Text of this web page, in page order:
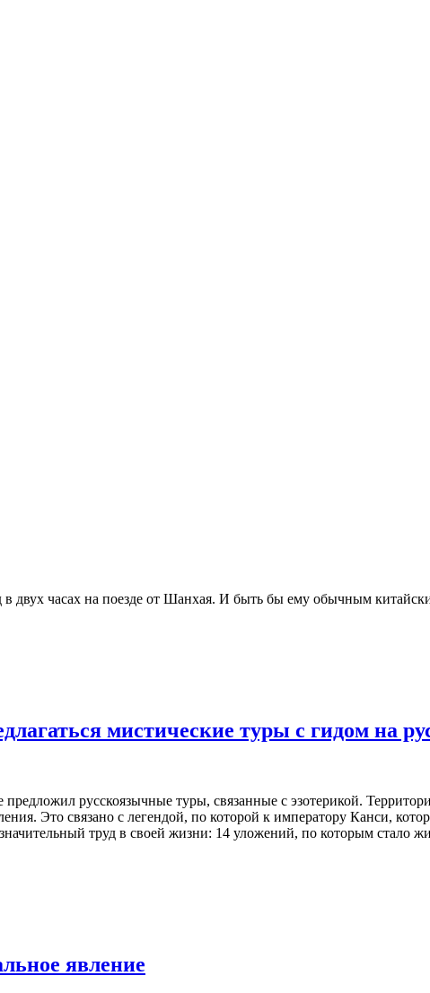
двух часах на поезде от Шанхая. И быть бы ему обычным
мистические туры с гидом на
русскоязычные туры, связанные с эзотерикой.
Это связано с легендой, по которой к императору Канси,
труд в своей жизни: 14 уложений, по которым стало
явление